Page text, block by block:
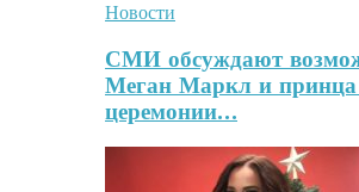
Новости
СМИ обсуждают
Меган Маркл и принца
церемонии…